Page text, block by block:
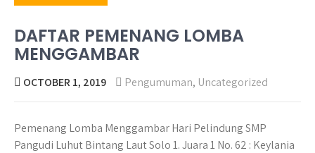
DAFTAR PEMENANG LOMBA
MENGGAMBAR
OCTOBER 1, 2019 Pengumuman, Uncategorized
Pemenang Lomba Menggambar Hari Pelindung SMP
Pangudi Luhut Bintang Laut Solo 1. Juara 1 No. 62 : Keylania